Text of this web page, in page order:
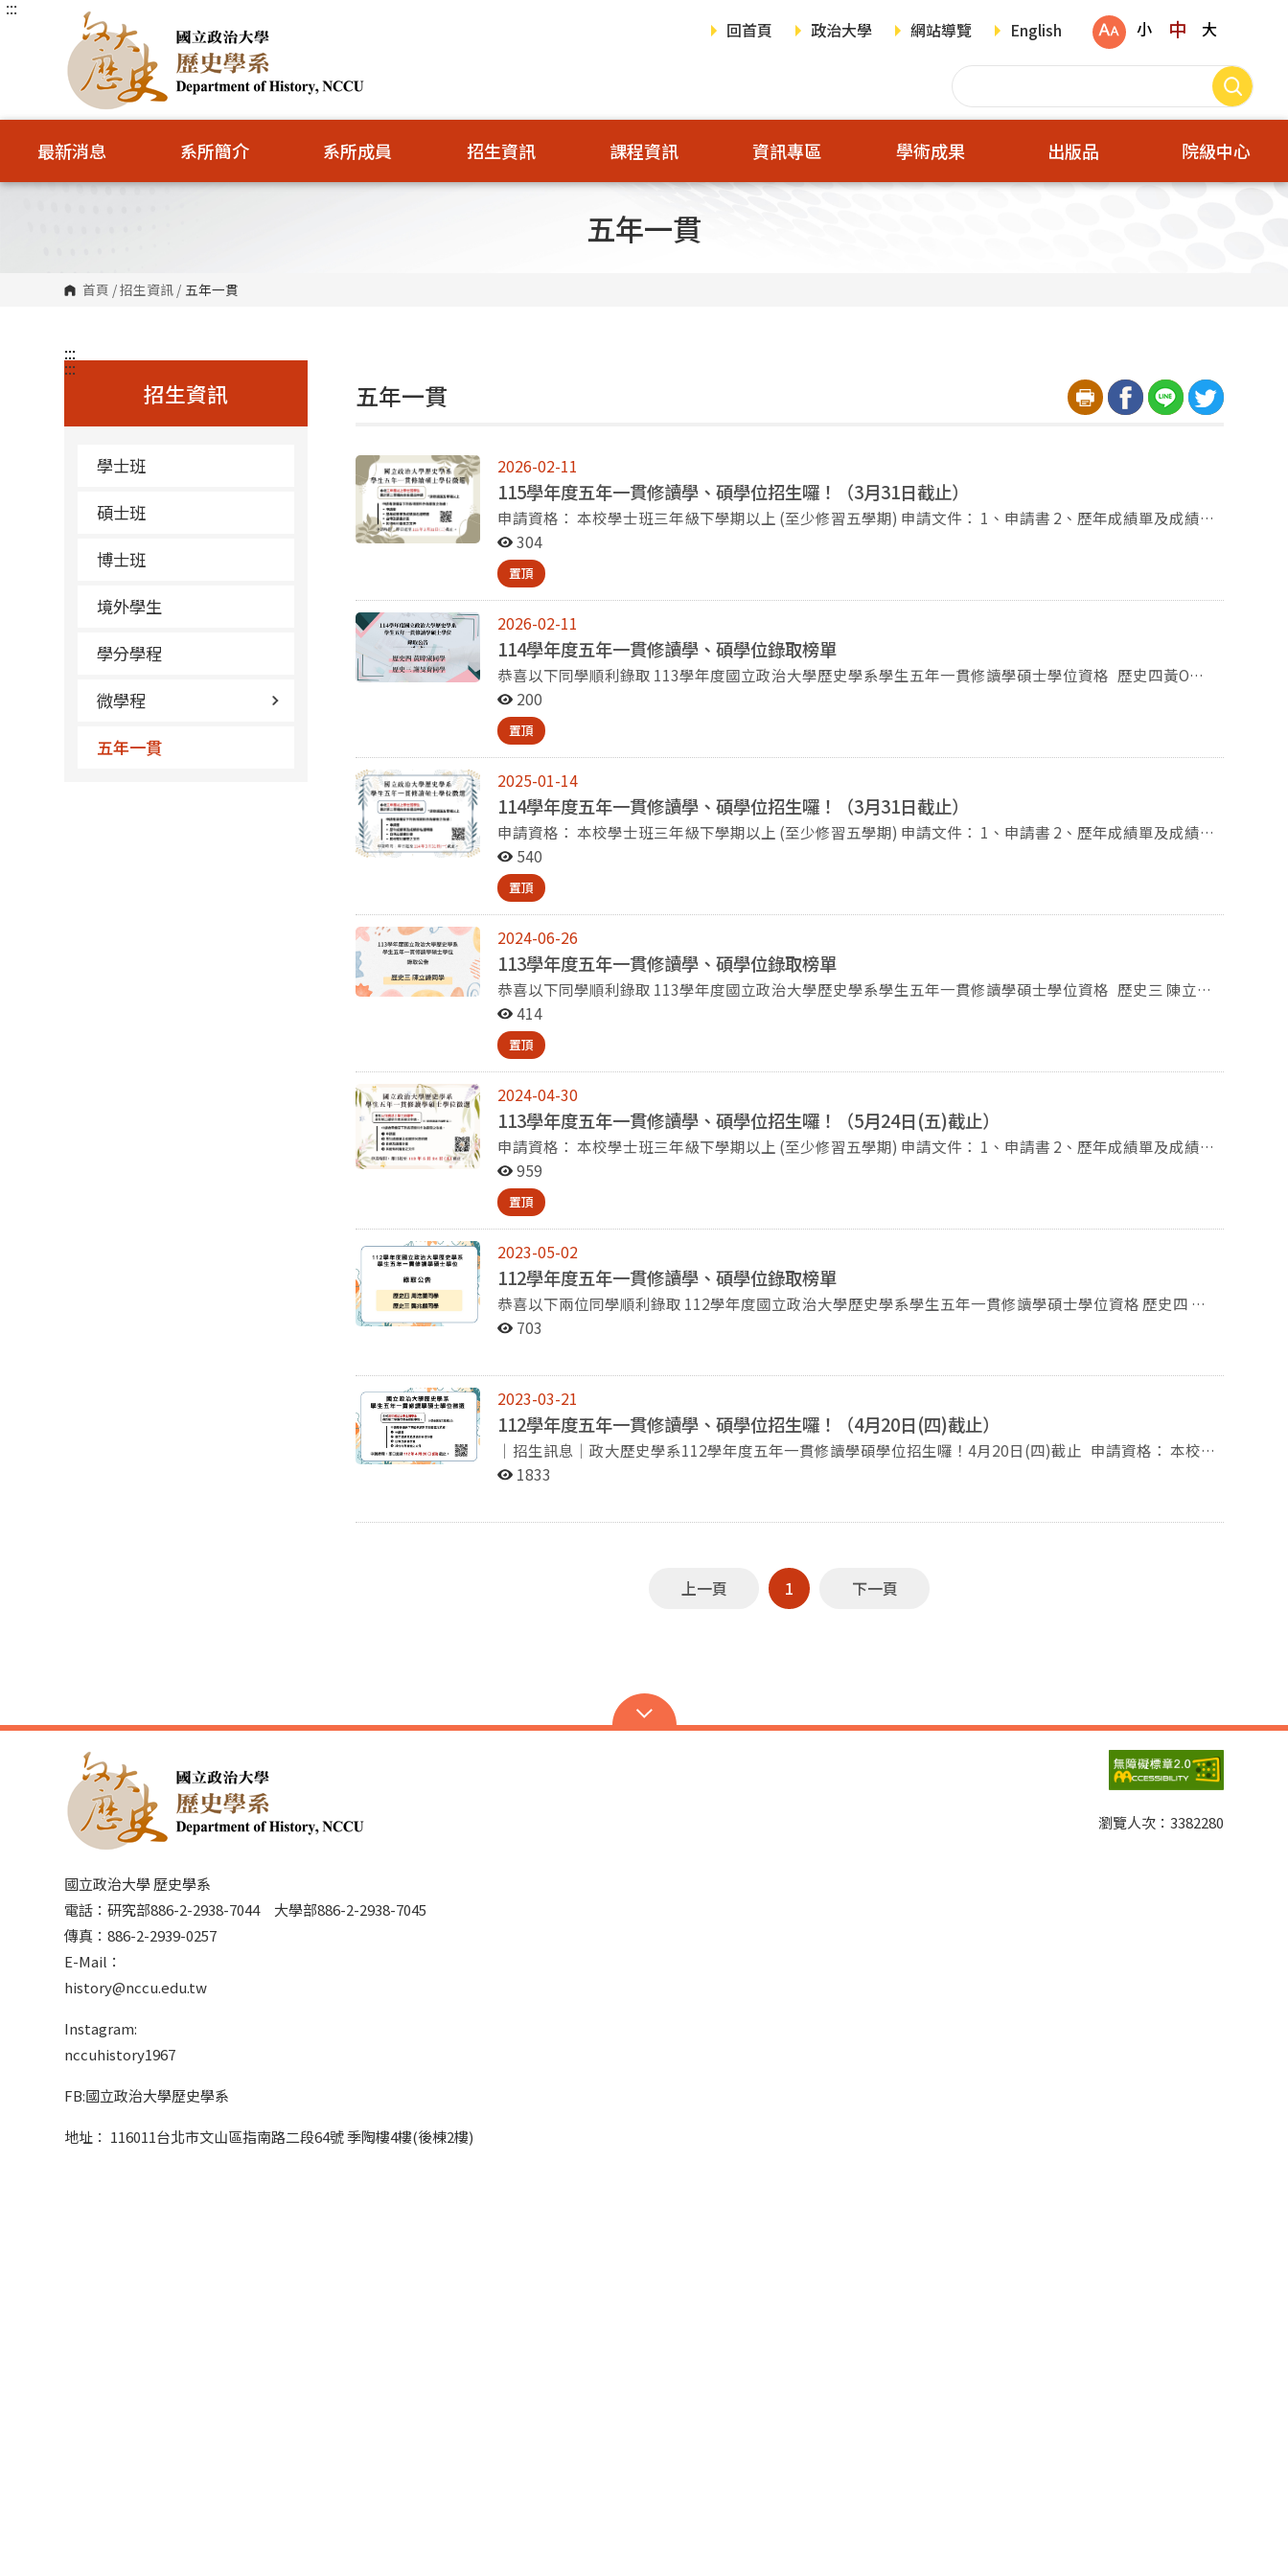
跳
塊
:::
回首頁
政治大學 網站導覽 English 小 中 大
最新消息 系所簡介 系所成員 招生資訊 課程資訊 資訊專區 學術成果 出版品 院級中心
五年一貫
首頁 /招生資訊 / 五年一貫
:::
招生資訊
學士班
碩士班
博士班
境外學生
學分學程
微學程
五年一貫
:::
五年一貫
2026-02-11
115學年度五年一貫修讀學、碩學位招生囉！（3月31日截止）
申請資格： 本校學士班三年級下學期以上 (至少修習五學期) 申請文件： 1、申請書 2、歷年成績單及成績排
名證明書 3、自傳及讀書計畫 4、其他有利審查之文件 申請時間：即日起至115年3月31日(二)截止。 聯絡
304
置頂
2026-02-11
114學年度五年一貫修讀學、碩學位錄取榜單
恭喜以下同學順利錄取 113學年度國立政治大學歷史學系學生五年一貫修讀學碩士學位資格 歷史四黃O宬
同學 歷史三謝O育同學
200
置頂
2025-01-14
114學年度五年一貫修讀學、碩學位招生囉！（3月31日截止）
申請資格： 本校學士班三年級下學期以上 (至少修習五學期) 申請文件： 1、申請書 2、歷年成績單及成績排
名證明書 3、自傳及讀書計畫 4、其他有利審查之文件 申請時間：即日起至114年3月31日(一)截止。 聯絡
540
置頂
2024-06-26
113學年度五年一貫修讀學、碩學位錄取榜單
恭喜以下同學順利錄取 113學年度國立政治大學歷史學系學生五年一貫修讀學碩士學位資格 歷史三 陳立謙
同學414
置頂
2024-04-30
113學年度五年一貫修讀學、碩學位招生囉！（5月24日(五)截止）
申請資格： 本校學士班三年級下學期以上 (至少修習五學期) 申請文件： 1、申請書 2、歷年成績單及成績排
名證明書 3、自傳及讀書計畫 4、其他有利審查之文件 申請時間：即日起至113年5月24日(五)截止。 聯絡
959
置頂
2023-05-02
112學年度五年一貫修讀學、碩學位錄取榜單
恭喜以下兩位同學順利錄取 112學年度國立政治大學歷史學系學生五年一貫修讀學碩士學位資格 歷史四 周
703
2023-03-21
112學年度五年一貫修讀學、碩學位招生囉！（4月20日(四)截止）
｜招生訊息｜政大歷史學系112學年度五年一貫修讀學碩學位招生囉！4月20日(四)截止 申請資格： 本校學
士班三年級下學期以上 (至少修習五學期) 申請文件： 1、申請書 2、歷年成績單及成績排名證明書 3、自傳
1833
上一頁 1 下一頁
國立政治大學 歷史學系
電話：研究部886-2-2938-7044 大學部886-2-2938-7045
傳真：886-2-2939-0257
E-Mail：
history@nccu.edu.tw
Instagram:
nccuhistory1967
FB:國立政治大學歷史學系
地址： 116011台北市文山區指南路二段64號 季陶樓4樓(後棟2樓)
瀏覽人次： 3382280